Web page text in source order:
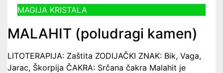
MAGIJA KRISTALA
MALAHIT (poludragi kamen)
LITOTERAPIJA: Zaštita ZODIJAČKI ZNAK: Bik, Vaga,
Jarac, Škorpija ČAKRA: Srčana čakra Malahit je